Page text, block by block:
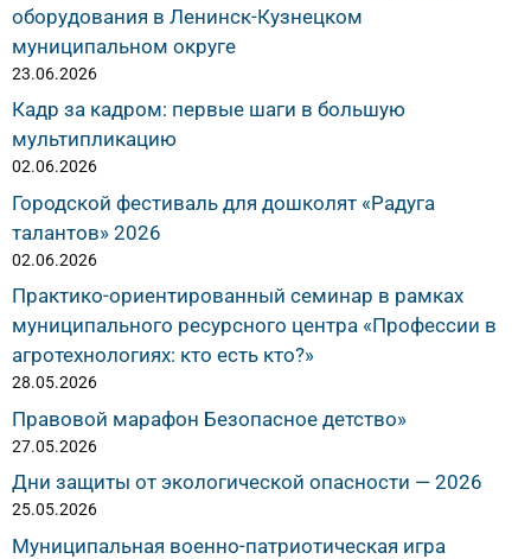
оборудования в Ленинск-Кузнецком
муниципальном округе
23.06.2026
Кадр за кадром: первые шаги в большую
мультипликацию
02.06.2026
Городской фестиваль для дошколят «Радуга
талантов» 2026
02.06.2026
Практико-ориентированный семинар в рамках
муниципального ресурсного центра «Профессии в
агротехнологиях: кто есть кто?»
28.05.2026
Правовой марафон Безопасное детство»
27.05.2026
Дни защиты от экологической опасности — 2026
25.05.2026
Муниципальная военно-патриотическая игра